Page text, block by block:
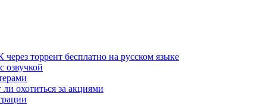
торрент бесплатно на русском языке
озвучкой
охотиться за акциями